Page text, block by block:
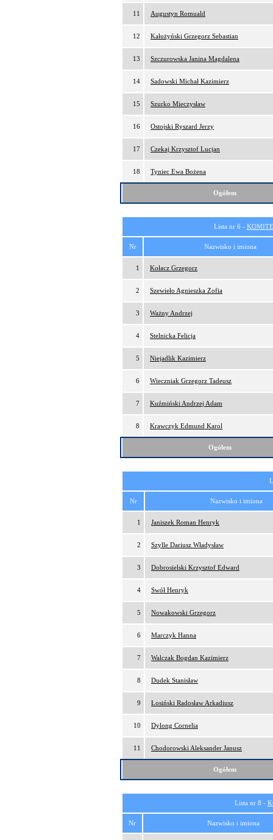
11 Augustyn Romuald
12 Kałużyński Grzegorz Sebastian
13 Szczurowska Janina Magdalena
14 Sadowski Michał Kazimierz
15 Szurko Mieczysław
16 Ostojski Ryszard Jerzy
17 Czekaj Krzysztof Lucjan
18 Tyniec Ewa Bożena
Ogółem
Lista nr 6 -
Nr Nazwisko i imiona
1 Kołacz Grzegorz
2 Szewieło Agnieszka Zofia
3 Ważny Andrzej
4 Stelnicka Felicja
5 Niejadlik Kazimierz
6 Wieczniak Grzegorz Tadeusz
7 Kuźmiński Andrzej Adam
8 Krawczyk Edmund Karol
Ogółem
Nr Nazwisko i imiona
1 Janiszek Roman Henryk
2 Szylle Dariusz Władysław
3 Dobrosielski Krzysztof Edward
4 Swół Henryk
5 Nowakowski Grzegorz
6 Marczyk Hanna
7 Walczak Bogdan Kazimierz
8 Dudek Stanisław
9 Łosiński Radosław Arkadiusz
10 Dylong Cornelia
11 Chodorowski Aleksander Janusz
Ogółem
Lista nr 8 -
Nr Nazwisko i imiona